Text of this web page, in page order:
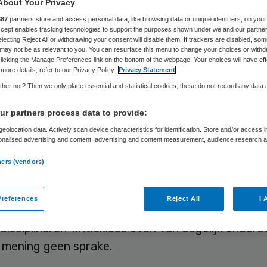
en andere zorginstellingen kiezen er
En doorgaans keurt de ACM, de Autoriteit
die plannen goed.
tot genoegen van de zorgverzekeraars. Een
immers op korte termijn het inkoopproces.
en minder keuze voor patiënten. De ACM
van zorgverzekeraars dat ze uitstekend in
kritiekloos over. Van degelijk
geen sprake.
Your Privacy
partners store and access personal data, like browsing data or unique identifiers, on your
enables tracking technologies to support the purposes shown under we and our
Reject All or withdrawing your consent will disable them. If trackers are disabled,
not be as relevant to you. You can resurface this menu to change your choices or
the Manage Preferences link on the bottom of the webpage. Your choices will have
details, refer to our Privacy Policy. Privacy Statement
not? Then we only place essential and statistical cookies, these do not record any data
partners process data to provide:
data. Actively scan device characteristics for identification. Store and/or access
advertising and content, advertising and content measurement, audience research
(vendors)
Reject All I